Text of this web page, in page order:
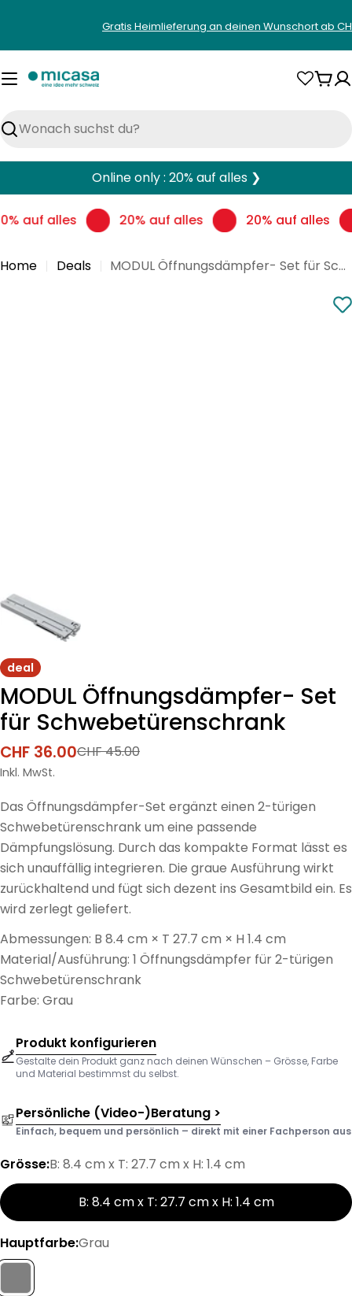
springen
Gratis Heimlieferung an deinen Wunschort ab
Suchen
Online only : 20% auf alles ❯
auf alles 20% auf alles 20% auf alles
Home Deals MODUL Öffnungsdämpfer- Set für Schwebetürenschrank
deal
MODUL Öffnungsdämpfer- Set
für Schwebetürenschrank
Verkaufspreis
CHF 36.00
Regulärer
Preis
CHF 45.00
Inkl. MwSt.
Das Öffnungsdämpfer-Set ergänzt einen 2-türigen
Schwebetürenschrank um eine passende
Dämpfungslösung. Durch das kompakte Format lässt es
sich unauffällig integrieren. Die graue Ausführung wirkt
zurückhaltend und fügt sich dezent ins Gesamtbild ein. Es
wird zerlegt geliefert.
Abmessungen: B 8.4 cm × T 27.7 cm × H 1.4 cm
Material/Ausführung: 1 Öffnungsdämpfer für 2-türigen
Schwebetürenschrank
Farbe: Grau
Produkt konfigurieren
Gestalte dein Produkt ganz nach deinen Wünschen – Grösse, Farbe
und Material bestimmst du selbst.
Persönliche (Video-)Beratung >
Einfach, bequem und persönlich – direkt mit einer Fachperson aus
Grösse:B: 8.4 cm x T: 27.7 cm x H: 1.4 cm
B: 8.4 cm x T: 27.7 cm x H: 1.4 cm
Hauptfarbe:Grau